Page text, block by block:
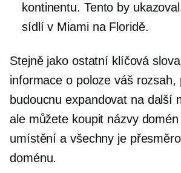
kontinentu. Tento by
sídlí v Miami na Floridě.
Stejně jako ostatní klíčová
informace o poloze váš rozsah,
budoucnu expandovat na další
ale můžete koupit názvy
umístění a všechny je
doménu.